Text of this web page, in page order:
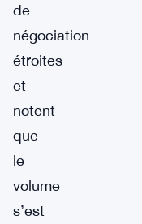
de
négociation
étroites
et
notent
que
le
volume
s’est